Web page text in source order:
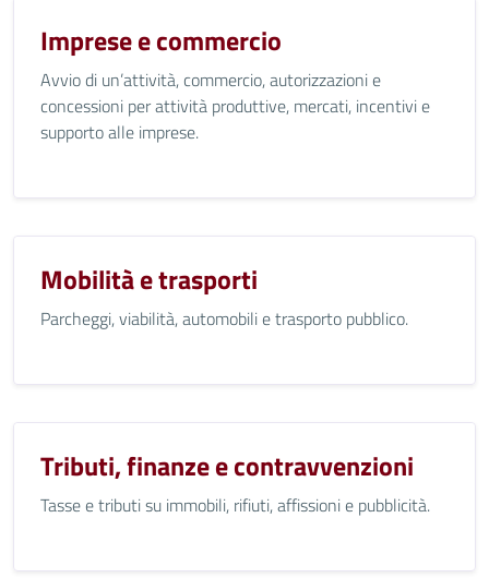
Imprese e commercio
Avvio di un’attività, commercio, autorizzazioni e
concessioni per attività produttive, mercati, incentivi e
supporto alle imprese.
Mobilità e trasporti
Parcheggi, viabilità, automobili e trasporto pubblico.
Tributi, finanze e contravvenzioni
Tasse e tributi su immobili, rifiuti, affissioni e pubblicità.